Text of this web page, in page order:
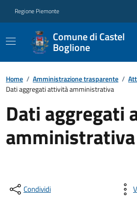
Regione Piemonte
Comune di Castel
Boglione
Home / Amministrazione trasparente /
Dati aggregati attività amministrativa
Dati aggregati
amministrativa
Condividi